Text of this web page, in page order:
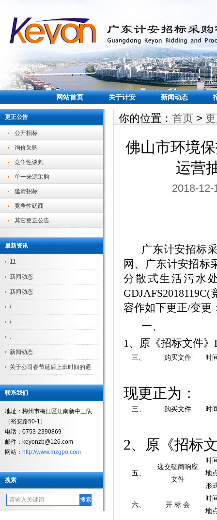
网站首页 关于计安 新闻动态
更正公告
公开招标
询价采购
竞争性谈判
单一来源采购
邀请招标
竞争性磋商
其它更正公告
最新资讯
11
新闻动态
新闻动态
/
/
.
新闻动态
关于公司春节延后上班时间的通
联系我们
地址：梅州市梅江区江南新中三队
（裕安路50-1）
电话：0753-2390869
邮件：keyonzb@126.com
网站： http://www.mzgpo.com
搜索
你的位置： 首页 >
佛山市环境
运营
2018-
广东计安招标
网、 广东计安招标
分散式生活污水
GDJAFS2018119C(
容作如下更正/变更
一、
1、原《招标文件》
三、 购买文件 时
现更正为：
三、 购买文件 时
2、 原《招标
五、
递交磋商响应
文件
时
地
形
六、 开 标 会
时
地